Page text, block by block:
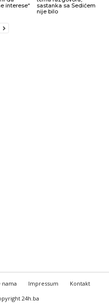
interese“
sastanka sa Sedićem
nije bilo
nama Impressum
Kontakt
24h.ba